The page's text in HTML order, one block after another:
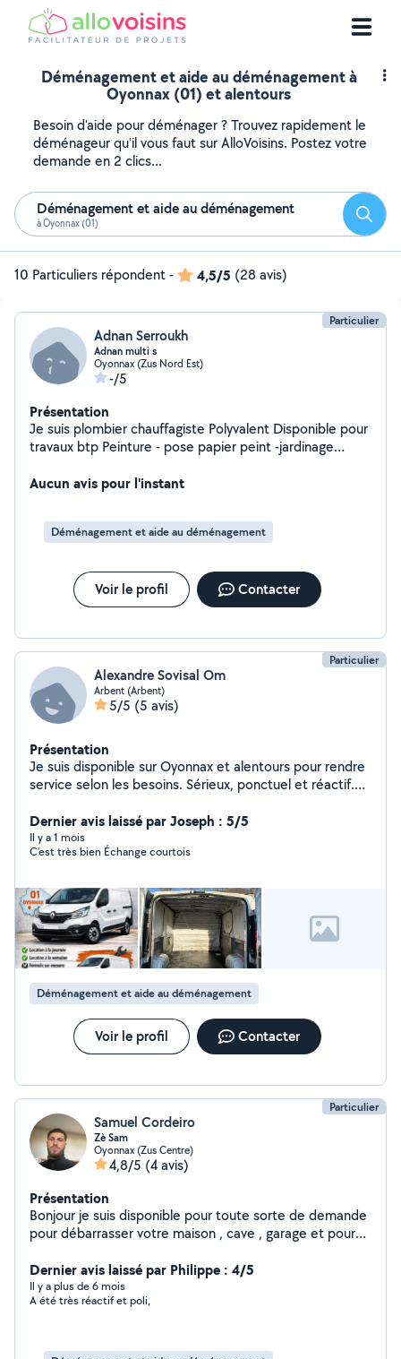
Déménagement et aide au déménagement à
Oyonnax (01) et alentours
Besoin d'aide pour déménager ? Trouvez rapidement le
déménageur qu'il vous faut sur AlloVoisins. Postez votre
demande en 2 clics...
Déménagement et aide au déménagement
à Oyonnax (01)
10 Particuliers répondent- 4,5/5 (28 avis)
Particulier
Adnan Serroukh
Adnan multi s
Oyonnax (Zus Nord Est)
-/5
Présentation
Je suis plombier chauffagiste Polyvalent Disponible pour
travaux btp Peinture - pose papier peint -jardinage
plomberie Oyonnax et les alentours Véhicule avec
Aucun avis pour l'instant
Déménagement et aide au déménagement
Voir le profil Contacter
Particulier
Alexandre Sovisal Om
Arbent (Arbent)
5/5 (5 avis)
Présentation
Je suis disponible sur Oyonnax et alentours pour rendre
service selon les besoins. Sérieux, ponctuel et réactif.
Dernier avis laissé par Joseph : 5/5
Il y a 1 mois
C’est très bien Échange courtois
Déménagement et aide au déménagement
Voir le profil Contacter
Particulier
Samuel Cordeiro
Zè Sam
Oyonnax (Zus Centre)
4,8/5 (4 avis)
Présentation
Bonjour je suis disponible pour toute sorte de demande
pour débarrasser votre maison , cave , garage et pour
d'avantages
Dernier avis laissé par Philippe : 4/5
Il y a plus de 6 mois
A été très réactif et poli,